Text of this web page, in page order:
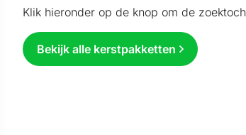
Klik hieronder op de knop om de
Bekijk alle kerstpakketten